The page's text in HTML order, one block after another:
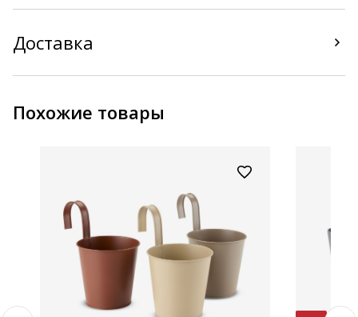
Доставка
Похожие товары